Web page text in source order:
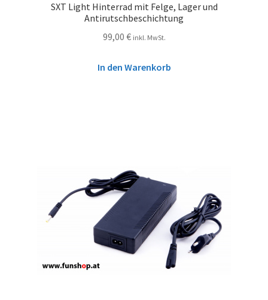
SXT Light Hinterrad mit Felge, Lager und
Antirutschbeschichtung
99,00 € inkl. MwSt.
In den Warenkorb